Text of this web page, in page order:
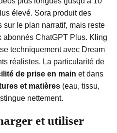
élevé. Sora produit des
le plan narratif, mais reste
ChatGPT Plus. Kling
techniquement avec Dream
réalistes. La particularité de
de prise en main et dans
et matières (eau, tissu,
nettement.
et utiliser